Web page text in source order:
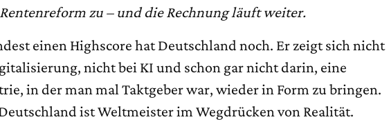
zu – und die Rechnung läuft weiter.
einen Highscore hat Deutschland noch. Er zeigt sich nicht
nicht bei KI und schon gar nicht darin, eine
in der man mal Taktgeber war, wieder in Form zu bringen.
ist Weltmeister im Wegdrücken von Realität.